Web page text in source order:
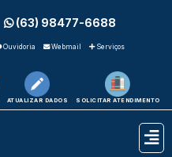
(63) 98477-6688
Ouvidoria Webmail Serviços
ATUALIZAR DADOS SOLICITAR ATENDIMENTO